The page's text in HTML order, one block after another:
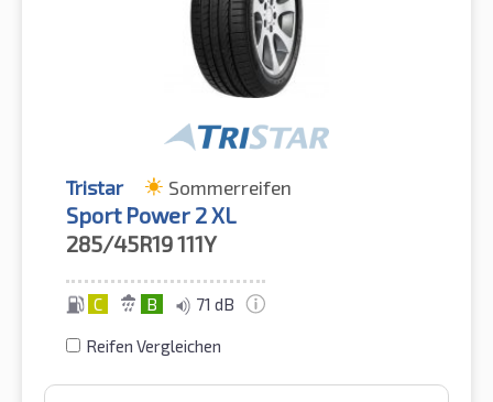
Tristar Sommerreifen
Sport Power 2 XL
285/45R19111Y
C B 71 dB
Reifen Vergleichen